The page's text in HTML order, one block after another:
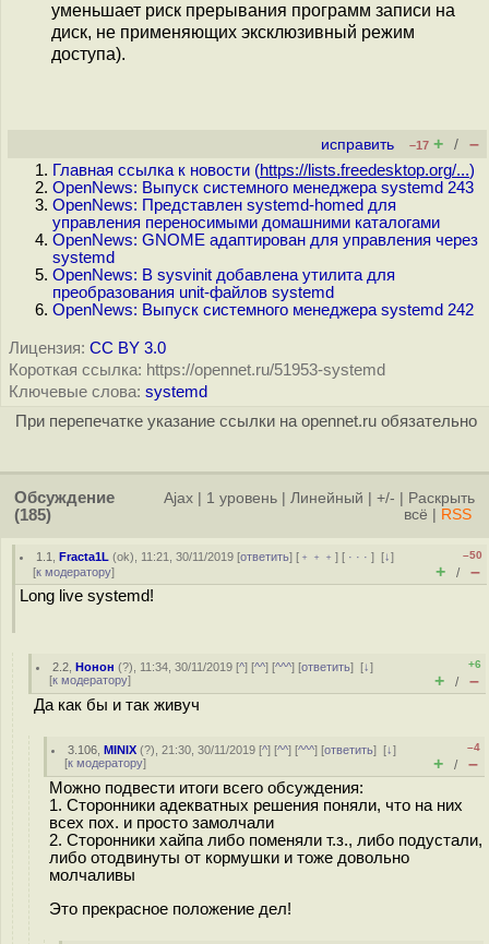
уменьшает риск прерывания программ записи на
диск, не применяющих эксклюзивный режим
доступа).
исправить –17 + / –
Главная ссылка к новости (https://lists.freedesktop.org/...)
OpenNews: Выпуск системного менеджера systemd 243
OpenNews: Представлен systemd-homed для
управления переносимыми домашними каталогами
OpenNews: GNOME адаптирован для управления через
systemd
OpenNews: В sysvinit добавлена утилита для
преобразования unit-файлов systemd
OpenNews: Выпуск системного менеджера systemd 242
Лицензия: CC BY 3.0
Короткая ссылка: https://opennet.ru/51953-systemd
Ключевые слова: systemd
При перепечатке указание ссылки на opennet.ru обязательно
Обсуждение
(185)
Ajax 1 уровень Линейный +/-
Раскрыть
всё
RSS
1.1 ,Fracta1L (ok), 11:21, 30/11/2019 [ответить] [ ﹢﹢﹢] [ · · ·][↓]
[к модератору]
–50
+ / –
Long live systemd!
2.2 ,Нонон (?), 11:34, 30/11/2019 [^] [^^] [^^^] [ответить][↓]
[к модератору]
+6
+ / –
Да как бы и так живуч
3.106 ,MINIX (?), 21:30, 30/11/2019 [^] [^^] [^^^] [ответить][↓]
[к модератору]
–4
+ / –
Можно подвести итоги всего обсуждения:
1. Сторонники адекватных решения поняли, что на них
всех пох. и просто замолчали
2. Сторонники хайпа либо поменяли т.з., либо подустали,
либо отодвинуты от кормушки и тоже довольно
молчаливы
Это прекрасное положение дел!